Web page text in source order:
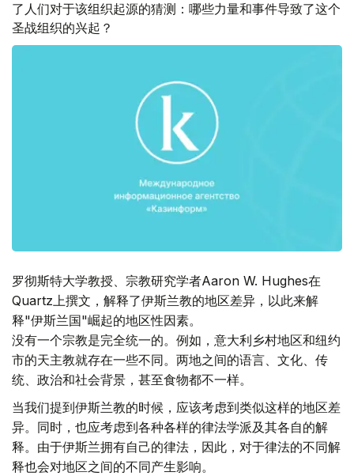
了人们对于该组织起源的猜测：哪些力量和事件导致了这个
圣战组织的兴起？
罗彻斯特大学教授、宗教研究学者Aaron W. Hughes在
Quartz上撰文，解释了伊斯兰教的地区差异，以此来解
释"伊斯兰国"崛起的地区性因素。
没有一个宗教是完全统一的。例如，意大利乡村地区和纽约
市的天主教就存在一些不同。两地之间的语言、文化、传
统、政治和社会背景，甚至食物都不一样。
当我们提到伊斯兰教的时候，应该考虑到类似这样的地区差
异。同时，也应考虑到各种各样的律法学派及其各自的解
释。由于伊斯兰拥有自己的律法，因此，对于律法的不同解
释也会对地区之间的不同产生影响。